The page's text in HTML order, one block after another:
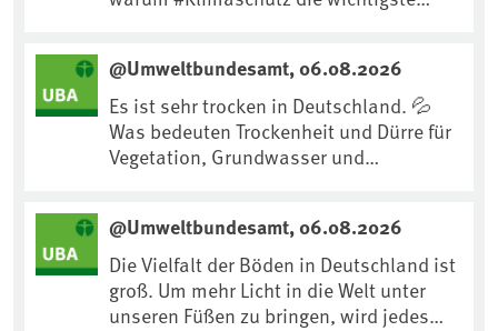
https://www.ardsounds.de/episode/urn
:ard:episode:0e7cf1c4b819c26d/
@Umweltbundesamt, 06.08.2026
Es ist sehr trocken in Deutschland. 💦
Was bedeuten Trockenheit und Dürre für
Vegetation, Grundwasser und
anpassen?🤔Antworten auf diese und
weitere Fragen auf unserer Webseite:
www.uba.de/trockenheit #Trockenheit
#Klimawandel
@Umweltbundesamt, 06.08.2026
Die Vielfalt der Böden in Deutschland ist
groß. Um mehr Licht in die Welt unter
unseren Füßen zu bringen, wird jedes